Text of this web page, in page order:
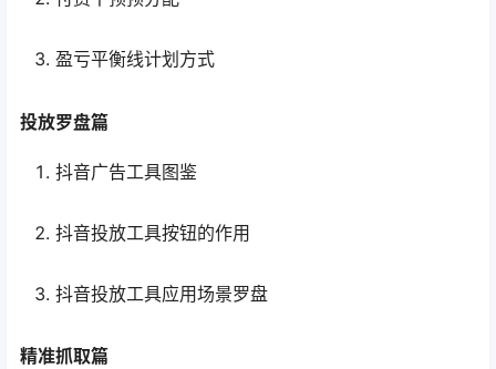
盈亏平衡线计划方式
投放罗盘篇
抖音广告工具图鉴
抖音投放工具按钮的作用
抖音投放工具应用场景罗盘
精准抓取篇